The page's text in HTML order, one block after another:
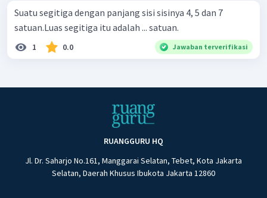
Suatu segitiga dengan panjang sisi sisinya 4, 5 dan 7
satuan.Luas segitiga itu adalah ... satuan.
1 0.0 Jawaban terverifikasi
RUANGGURU HQ
Jl. Dr. Saharjo No.161, Manggarai Selatan, Tebet, Kota Jakarta
Selatan, Daerah Khusus Ibukota Jakarta 12860